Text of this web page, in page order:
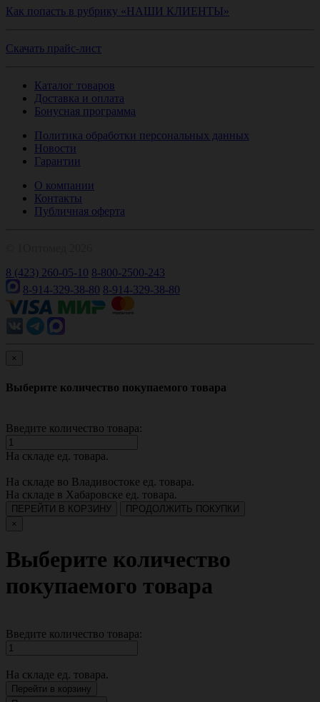
Как попасть в рубрику «НАШИ КЛИЕНТЫ»
Скачать прайс-лист
Каталог товаров
Доставка и оплата
Бонусная программа
Политика обработки персональных данных
Новости
Гарантии
О компании
Контакты
Публичная оферта
8 (423) 260-05-10 8-800-2500-243
8-914-329-38-80 8-914-329-38-80
×
Выберите количество покупаемого товара
Введите количество товара:
На складе ед. товара.
На складе во Владивостоке ед. товара.
На складе в Хабаровске ед. товара.
ПЕРЕЙТИ В КОРЗИНУ
ПРОДОЛЖИТЬ ПОКУПКИ
×
Выберите количество
покупаемого товара
Введите количество товара:
На складе ед. товара.
Перейти в корзину